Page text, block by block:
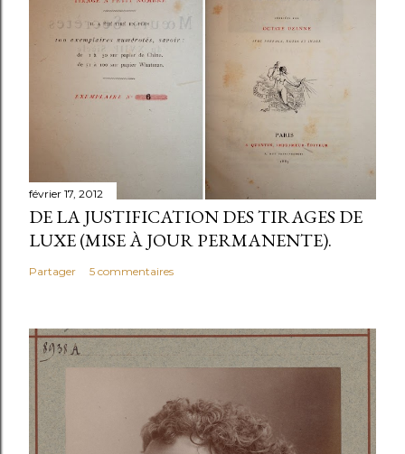
février 17, 2012
DE LA JUSTIFICATION DES TIRAGES DE
LUXE (MISE À JOUR PERMANENTE).
Partager 5 commentaires